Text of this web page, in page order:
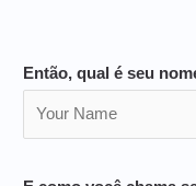
Então, qual é seu